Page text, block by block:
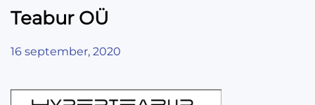
Teabur OÜ
16 september, 2020